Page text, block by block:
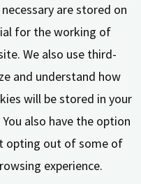
are stored on
for the working of
We also use third-
and understand how
will be stored in your
also have the option
opting out of some of
experience.